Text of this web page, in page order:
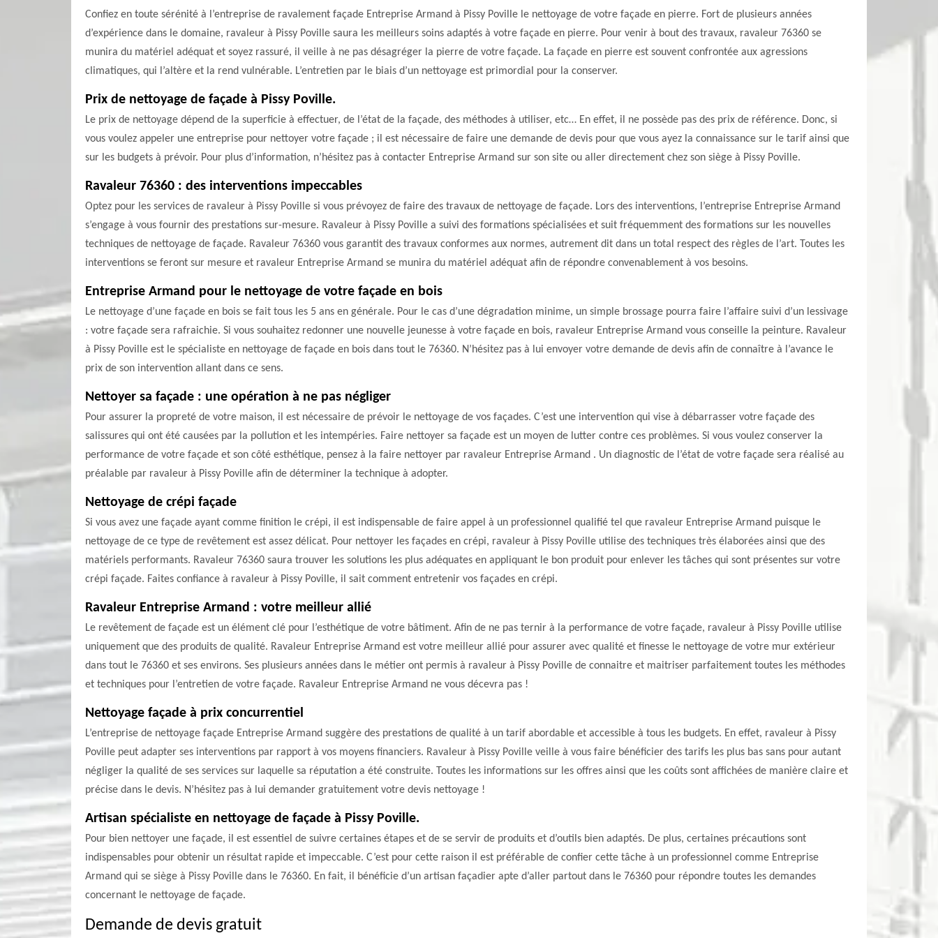
Confiez en toute sérénité à l’entreprise de ravalement façade Entreprise Armand à Pissy Poville le nettoyage de votre façade en pierre. Fort de plusieurs années
d’expérience dans le domaine, ravaleur à Pissy Poville saura les meilleurs soins adaptés à votre façade en pierre. Pour venir à bout des travaux, ravaleur 76360 se
munira du matériel adéquat et soyez rassuré, il veille à ne pas désagréger la pierre de votre façade. La façade en pierre est souvent confrontée aux agressions
climatiques, qui l’altère et la rend vulnérable. L’entretien par le biais d’un nettoyage est primordial pour la conserver.
Prix de nettoyage de façade à Pissy Poville.
Le prix de nettoyage dépend de la superficie à effectuer, de l’état de la façade, des méthodes à utiliser, etc… En effet, il ne possède pas des prix de référence. Donc, si
vous voulez appeler une entreprise pour nettoyer votre façade ; il est nécessaire de faire une demande de devis pour que vous ayez la connaissance sur le tarif ainsi que
sur les budgets à prévoir. Pour plus d’information, n’hésitez pas à contacter Entreprise Armand sur son site ou aller directement chez son siège à Pissy Poville.
Ravaleur 76360 : des interventions impeccables
Optez pour les services de ravaleur à Pissy Poville si vous prévoyez de faire des travaux de nettoyage de façade. Lors des interventions, l’entreprise Entreprise Armand
s’engage à vous fournir des prestations sur-mesure. Ravaleur à Pissy Poville a suivi des formations spécialisées et suit fréquemment des formations sur les nouvelles
techniques de nettoyage de façade. Ravaleur 76360 vous garantit des travaux conformes aux normes, autrement dit dans un total respect des règles de l’art. Toutes les
interventions se feront sur mesure et ravaleur Entreprise Armand se munira du matériel adéquat afin de répondre convenablement à vos besoins.
Entreprise Armand pour le nettoyage de votre façade en bois
Le nettoyage d’une façade en bois se fait tous les 5 ans en générale. Pour le cas d’une dégradation minime, un simple brossage pourra faire l’affaire suivi d’un lessivage
: votre façade sera rafraichie. Si vous souhaitez redonner une nouvelle jeunesse à votre façade en bois, ravaleur Entreprise Armand vous conseille la peinture. Ravaleur
à Pissy Poville est le spécialiste en nettoyage de façade en bois dans tout le 76360. N’hésitez pas à lui envoyer votre demande de devis afin de connaître à l’avance le
prix de son intervention allant dans ce sens.
Nettoyer sa façade : une opération à ne pas négliger
Pour assurer la propreté de votre maison, il est nécessaire de prévoir le nettoyage de vos façades. C’est une intervention qui vise à débarrasser votre façade des
salissures qui ont été causées par la pollution et les intempéries. Faire nettoyer sa façade est un moyen de lutter contre ces problèmes. Si vous voulez conserver la
performance de votre façade et son côté esthétique, pensez à la faire nettoyer par ravaleur Entreprise Armand . Un diagnostic de l’état de votre façade sera réalisé au
préalable par ravaleur à Pissy Poville afin de déterminer la technique à adopter.
Nettoyage de crépi façade
Si vous avez une façade ayant comme finition le crépi, il est indispensable de faire appel à un professionnel qualifié tel que ravaleur Entreprise Armand puisque le
nettoyage de ce type de revêtement est assez délicat. Pour nettoyer les façades en crépi, ravaleur à Pissy Poville utilise des techniques très élaborées ainsi que des
matériels performants. Ravaleur 76360 saura trouver les solutions les plus adéquates en appliquant le bon produit pour enlever les tâches qui sont présentes sur votre
crépi façade. Faites confiance à ravaleur à Pissy Poville, il sait comment entretenir vos façades en crépi.
Ravaleur Entreprise Armand : votre meilleur allié
Le revêtement de façade est un élément clé pour l’esthétique de votre bâtiment. Afin de ne pas ternir à la performance de votre façade, ravaleur à Pissy Poville utilise
uniquement que des produits de qualité. Ravaleur Entreprise Armand est votre meilleur allié pour assurer avec qualité et finesse le nettoyage de votre mur extérieur
dans tout le 76360 et ses environs. Ses plusieurs années dans le métier ont permis à ravaleur à Pissy Poville de connaitre et maitriser parfaitement toutes les méthodes
et techniques pour l’entretien de votre façade. Ravaleur Entreprise Armand ne vous décevra pas !
Nettoyage façade à prix concurrentiel
L’entreprise de nettoyage façade Entreprise Armand suggère des prestations de qualité à un tarif abordable et accessible à tous les budgets. En effet, ravaleur à Pissy
Poville peut adapter ses interventions par rapport à vos moyens financiers. Ravaleur à Pissy Poville veille à vous faire bénéficier des tarifs les plus bas sans pour autant
négliger la qualité de ses services sur laquelle sa réputation a été construite. Toutes les informations sur les offres ainsi que les coûts sont affichées de manière claire et
précise dans le devis. N’hésitez pas à lui demander gratuitement votre devis nettoyage !
Artisan spécialiste en nettoyage de façade à Pissy Poville.
Pour bien nettoyer une façade, il est essentiel de suivre certaines étapes et de se servir de produits et d’outils bien adaptés. De plus, certaines précautions sont
indispensables pour obtenir un résultat rapide et impeccable. C’est pour cette raison il est préférable de confier cette tâche à un professionnel comme Entreprise
Armand qui se siège à Pissy Poville dans le 76360. En fait, il bénéficie d’un artisan façadier apte d’aller partout dans le 76360 pour répondre toutes les demandes
concernant le nettoyage de façade.
Demande de devis gratuit